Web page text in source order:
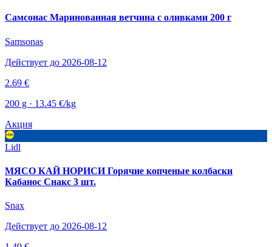
Самсонас Маринованная ветчина с оливками 200 г
Samsonas
Действует до 2026-08-12
2.69 €
200 g · 13.45 €/kg
Акция
Lidl
МЯСО КАЙ НОРИСИ Горячие копченые колбаски
Кабанос Снакс 3 шт.
Snax
Действует до 2026-08-12